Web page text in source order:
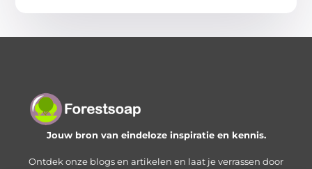
Jouw bron van eindeloze inspiratie en kennis.
Ontdek onze blogs en artikelen en laat je verrassen door